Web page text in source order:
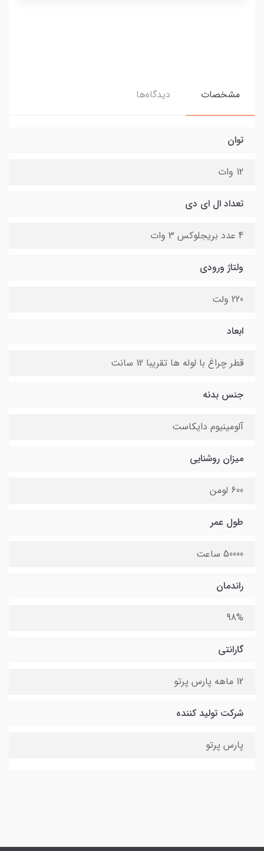
مشخصات دیدگاه‌ها
توان
12 وات
تعداد ال ای دی
4 عدد بریجلوکس 3 وات
ولتاژ ورودی
220 ولت
ابعاد
قطر چراغ با لوله ها تقریبا 12 سانت
جنس بدنه
آلومینیوم دایکاست
میزان روشنایی
600 لومن
طول عمر
50000 ساعت
راندمان
98%
گارانتی
12 ماهه پارس پرتو
شرکت تولید کننده
پارس پرتو